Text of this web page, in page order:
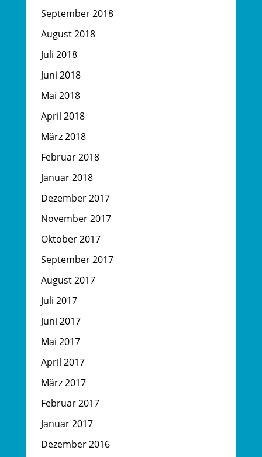
September 2018
August 2018
Juli 2018
Juni 2018
Mai 2018
April 2018
März 2018
Februar 2018
Januar 2018
Dezember 2017
November 2017
Oktober 2017
September 2017
August 2017
Juli 2017
Juni 2017
Mai 2017
April 2017
März 2017
Februar 2017
Januar 2017
Dezember 2016